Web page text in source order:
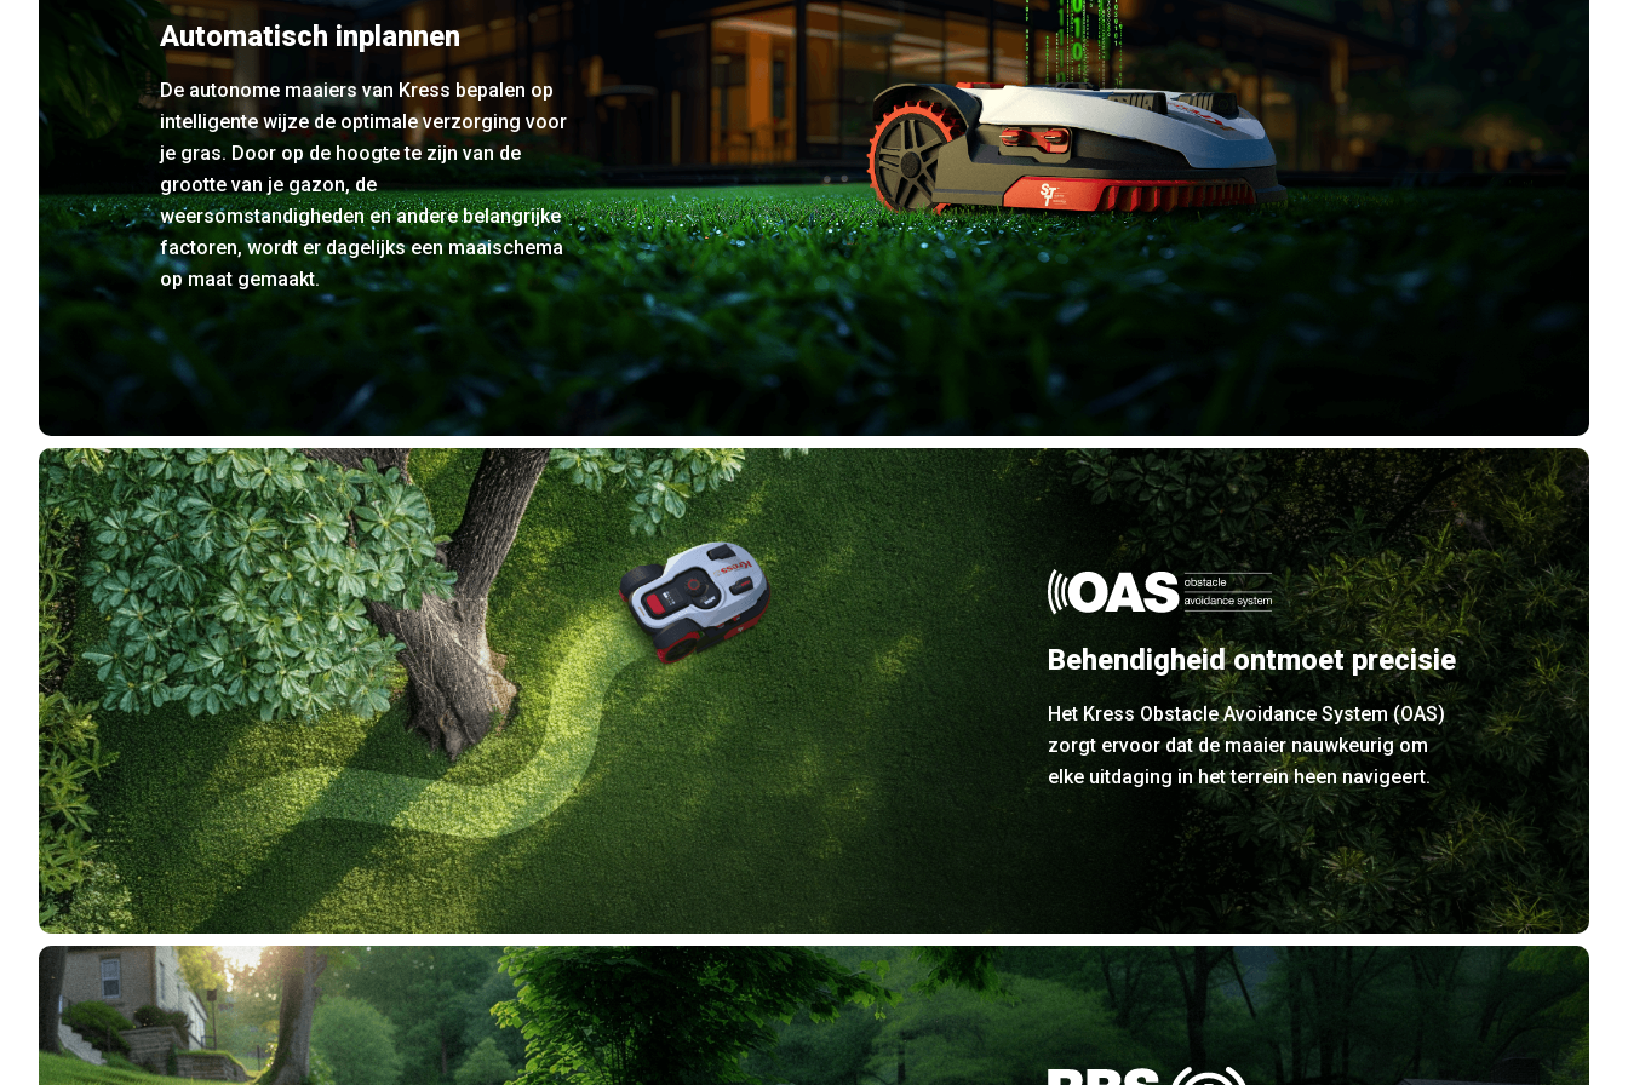
Automatisch inplannen
De autonome maaiers van Kress bepalen op
intelligente wijze de optimale verzorging voor
je gras. Door op de hoogte te zijn van de
grootte van je gazon, de
weersomstandigheden en andere belangrijke
factoren, wordt er dagelijks een maaischema
op maat gemaakt.
Behendigheid ontmoet precisie
Het Kress Obstacle Avoidance System (OAS)
zorgt ervoor dat de maaier nauwkeurig om
elke uitdaging in het terrein heen navigeert.